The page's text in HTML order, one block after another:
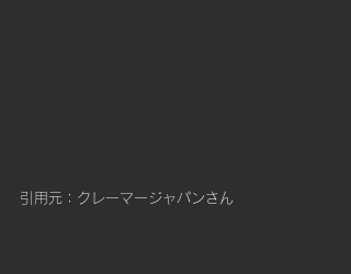
引用元：クレーマージャパンさん